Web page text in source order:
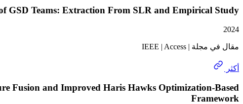
GSD Teams: Extraction From SLR and Empirical Study
2024
مقال في مجلة | IEEE | Access
أكثر
Fusion and Improved Haris Hawks Optimization-Based
Framework